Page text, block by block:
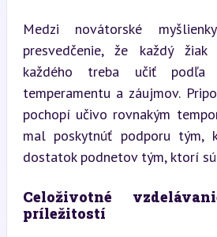
Medzi novátorské
presvedčenie, že každý
každého treba učiť podľa
temperamentu a záujmov.
pochopí učivo rovnakým
mal poskytnúť podporu tým,
dostatok podnetov tým, ktorí
Celoživotné
príležitostí